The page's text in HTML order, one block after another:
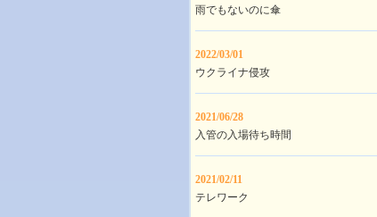
雨でもないのに傘
2022/03/01
ウクライナ侵攻
2021/06/28
入管の入場待ち時間
2021/02/11
テレワーク